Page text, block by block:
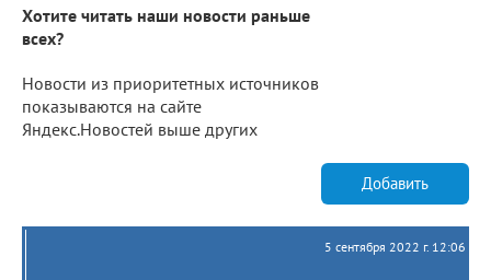
Хотите читать наши новости раньше
всех?
Новости из приоритетных источников
показываются на сайте
Яндекс.Новостей выше других
Добавить
5 сентября 2022 г. 12:06